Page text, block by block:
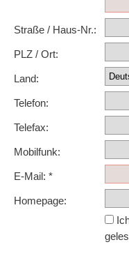
Straße / Haus-Nr.:
PLZ / Ort:
Land:
Telefon:
Telefax:
Mobilfunk:
E-Mail: *
Homepage: